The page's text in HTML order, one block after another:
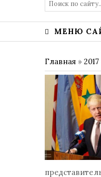
МЕНЮ
Главная » 2017